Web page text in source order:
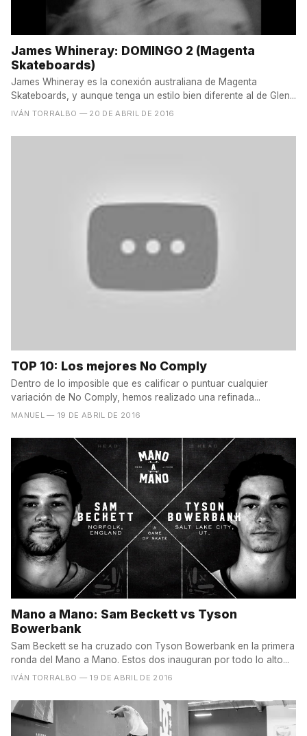
James Whineray: DOMINGO 2 (Magenta
Skateboards)
James Whineray es la conexión australiana de Magenta
Skateboards, y aunque tenga un estilo bien diferente al de Glen...
IVÁN TORRALBO — 20 DE ABRIL DE 2016
TOP 10: Los mejores No Comply
Dentro de lo imposible que es calificar o puntuar cualquier
variación de No Comply, hemos realizado una refinada...
MANUEL — 19 DE ABRIL DE 2016
Mano a Mano: Sam Beckett vs Tyson
Bowerbank
Sam Beckett se ha cruzado con Tyson Bowerbank en la primera
ronda del Mano a Mano. Estos dos inauguran por todo lo alto...
IVÁN TORRALBO — 19 DE ABRIL DE 2016